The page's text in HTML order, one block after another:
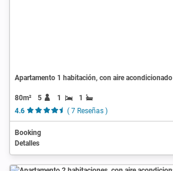
Apartamento 1 habitación, con aire acondicionado
80m² 5 1
1
4.6
( 7 Reseñas )
Booking
Detalles